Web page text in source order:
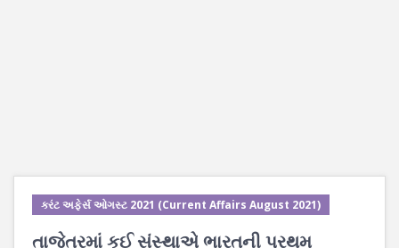
કરંટ અફેર્સ ઓગસ્ટ 2021 (Current Affairs August 2021)
તાજેતરમાં કઈ સંસ્થાએ ભારતની પ્રથમ